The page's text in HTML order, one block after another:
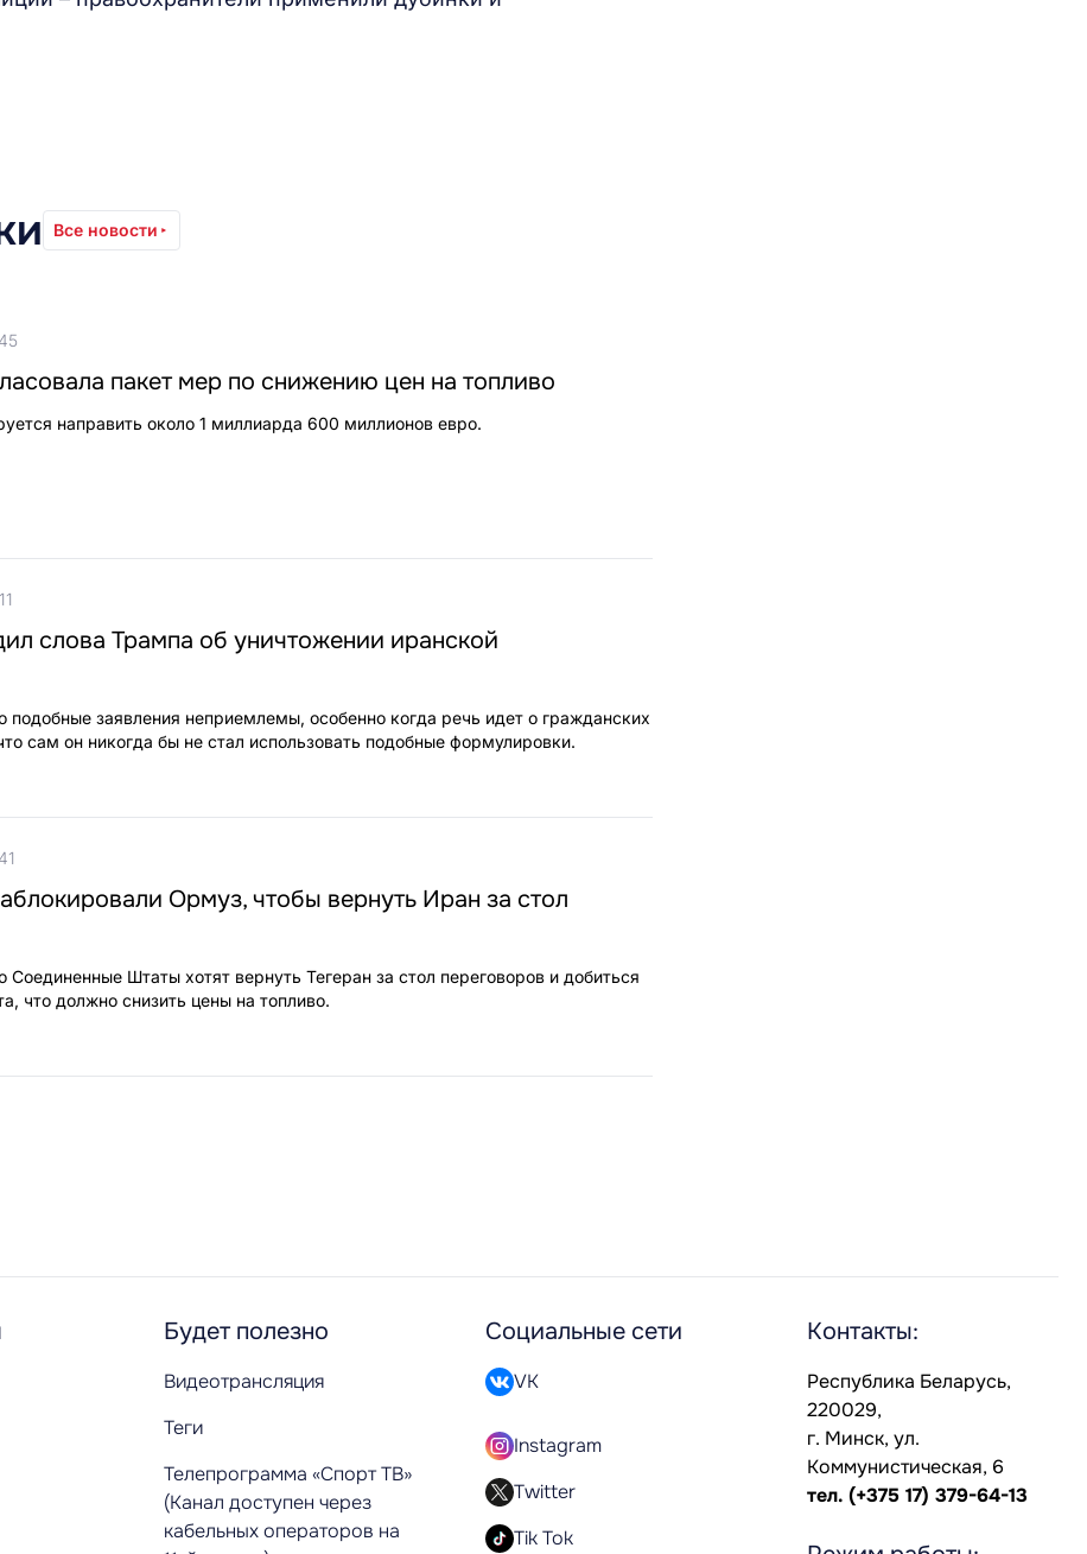
Все новости
пакет мер по снижению цен на топливо
направить около 1 миллиарда 600 миллионов евро.
слова Трампа об уничтожении иранской
подобные заявления неприемлемы, особенно когда речь идет о гражданских
сам он никогда бы не стал использовать подобные формулировки.
Ормуз, чтобы вернуть Иран за стол
Соединенные Штаты хотят вернуть Тегеран за стол переговоров и добиться
что должно снизить цены на топливо.
Будет полезно
Видеотрансляция
Теги
Телепрограмма «Спорт ТВ»
(Канал доступен через
кабельных операторов на
Социальные сети
VK
Instagram
Twitter
Tik Tok
Контакты:
Республика Беларусь,
220029,
г. Минск, ул.
Коммунистическая, 6
тел. (+375 17) 379-64-13